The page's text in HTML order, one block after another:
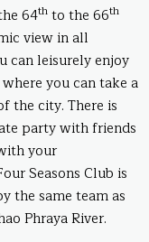
64th to the 66th
view in all
can leisurely enjoy
you can take a
the city. There is
party with friends
your
Seasons Club is
the same team as
Phraya River.